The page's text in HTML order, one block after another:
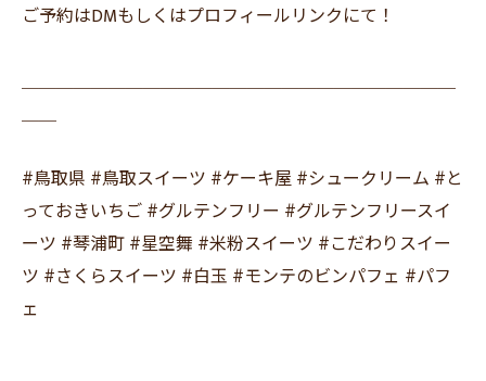
ご予約はDMもしくはプロフィールリンクにて！
＿＿＿＿＿＿＿＿＿＿＿＿＿＿＿＿＿＿＿＿＿＿＿＿＿
＿＿
#鳥取県 #鳥取スイーツ #ケーキ屋 #シュークリーム #と
っておきいちご #グルテンフリー #グルテンフリースイ
ーツ #琴浦町 #星空舞 #米粉スイーツ #こだわりスイー
ツ #さくらスイーツ #白玉 #モンテのビンパフェ #パフ
ェ